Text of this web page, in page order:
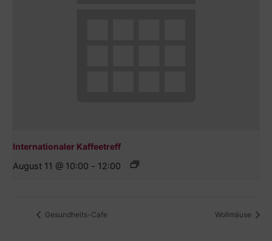
Internationaler Kaffeetreff
August 11 @ 10:00 - 12:00
Gesundheits-Cafe Wollmäuse